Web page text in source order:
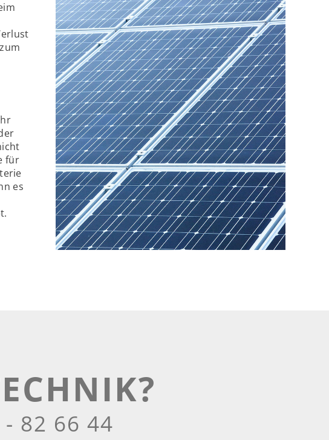
für
es
82 66 44